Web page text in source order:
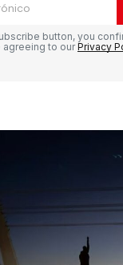
nombre, correo
navegador para la
button, you
agreeing to ourPrivacy